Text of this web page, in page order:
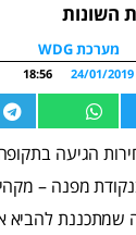
השונות
מערכת WDG
24/01/2019
18:56
הגיעה
מפנה –
שמתכננת להביא